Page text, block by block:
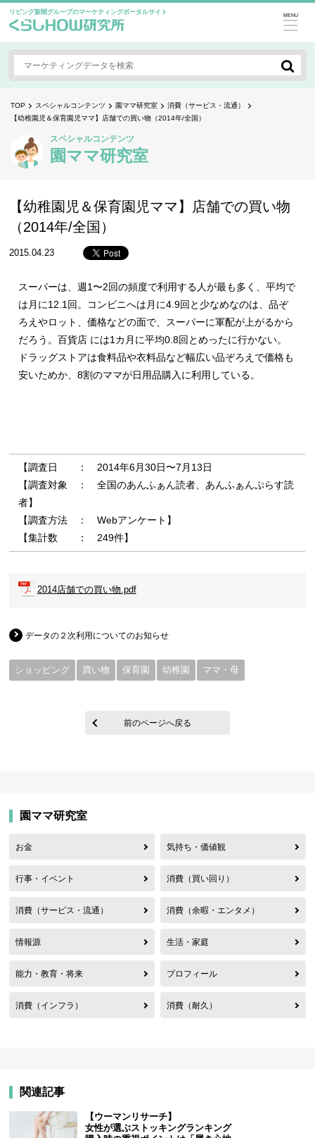
リビング新聞グループのマーケティングポータルサイト MENU
TOP スペシャルコンテンツ 園ママ研究室
消費（サービス・流通）
【幼稚園児＆保育園児ママ】店舗での買い物（2014年/全国）
スペシャルコンテンツ
園ママ研究室
【幼稚園児＆保育園児ママ】店舗での買い物
（2014年/全国）
2015.04.23
スーパーは、週1〜2回の頻度で利用する人が最も多く、平均で
は月に12.1回。コンビニへは月に4.9回と少なめなのは、品ぞ
ろえやロット、価格などの面で、スーパーに軍配が上がるから
だろう。百貨店 には1カ月に平均0.8回とめったに行かない。
ドラッグストアは食料品や衣料品など幅広い品ぞろえで価格も
安いためか、8割のママが日用品購入に利用している。
【調査日 ： 2014年6月30日〜7月13日
【調査対象 ： 全国のあんふぁん読者、あんふぁんぷらす読
者】
【調査方法 ： Webアンケート】
【集計数 ： 249件】
2014店舗での買い物.pdf
データの２次利用についてのお知らせ
ショッピング 買い物 保育園 幼稚園 ママ・母
前のページへ戻る
園ママ研究室
お金 気持ち・価値観
行事・イベント 消費（買い回り）
消費（サービス・流通） 消費（余暇・エンタメ）
情報源 生活・家庭
能力・教育・将来 プロフィール
消費（インフラ） 消費（耐久）
関連記事
【ウーマンリサーチ】
女性が選ぶストッキングランキング